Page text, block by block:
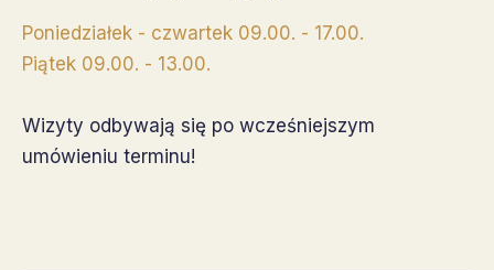
Poniedziałek - czwartek 09.00. - 17.00.
Piątek 09.00. - 13.00.
Wizyty odbywają się po wcześniejszym
umówieniu terminu!